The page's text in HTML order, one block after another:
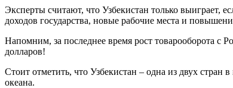
Эксперты считают, что Узбекистан только выиграет,
доходов государства, новые рабочие места и
Напомним, за последнее время рост товарооборота с
долларов!
Стоит отметить, что Узбекистан – одна из двух
океана.